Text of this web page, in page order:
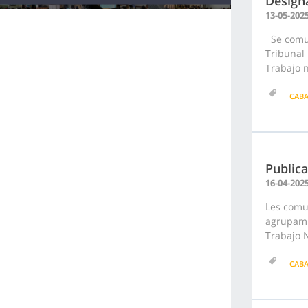
13-05-
Se
Tribunal
Trabajo
CABA
16-04-
Les
Trabajo
CABA